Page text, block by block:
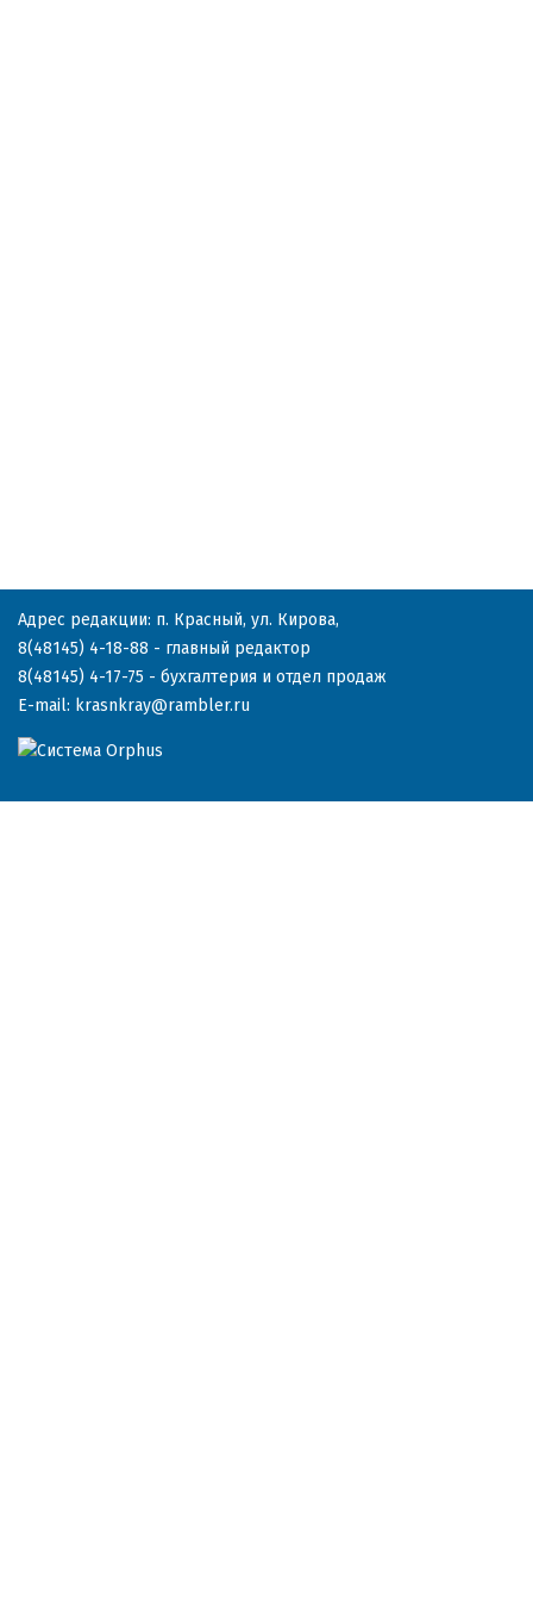
Адрес редакции: п. Красный, ул. Кирова,
8(48145) 4-18-88 - главный редактор
8(48145) 4-17-75 - бухгалтерия и отдел продаж
E-mail: krasnkray@rambler.ru